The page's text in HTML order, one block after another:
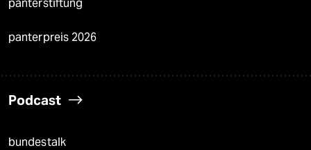
panterstiftung
panterpreis 2026
Podcast
bundestalk